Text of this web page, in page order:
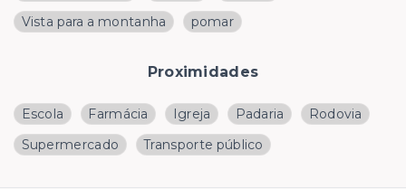
Vista para a montanha
pomar
Proximidades
Escola Farmácia Igreja Padaria
Rodovia
Supermercado
Transporte público